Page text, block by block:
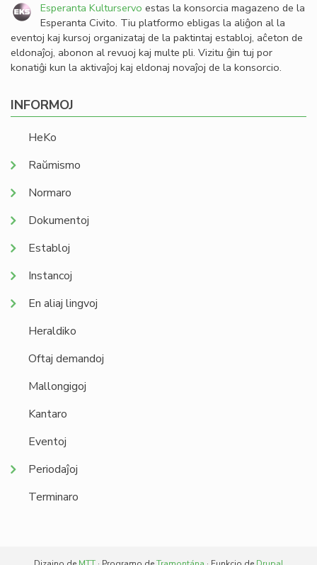
Esperanta Kulturservo estas la konsorcia magazeno de la
Esperanta Civito. Tiu platformo ebligas la aliĝon al la
eventoj kaj kursoj organizataj de la paktintaj establoj, aĉeton de
eldonaĵoj, abonon al revuoj kaj multe pli. Vizitu ĝin tuj por
konatiĝi kun la aktivaĵoj kaj eldonaj novaĵoj de la konsorcio.
INFORMOJ
HeKo
Raŭmismo
Normaro
Dokumentoj
Establoj
Instancoj
En aliaj lingvoj
Heraldiko
Oftaj demandoj
Mallongigoj
Kantaro
Eventoj
Periodaĵoj
Terminaro